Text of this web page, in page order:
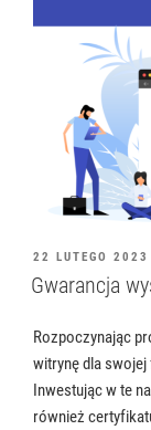
OPUBLIKOWANE
W
22 LUTEGO 2023
Gwarancja
Rozpoczynając
witrynę dla
Inwestując w te
również